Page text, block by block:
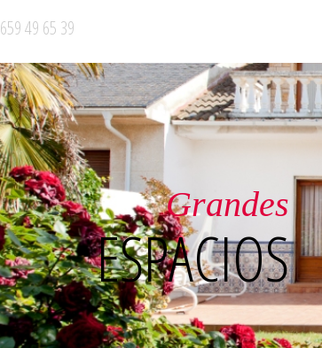
659 49 65 39
Entorno
PRIVILEGIADO